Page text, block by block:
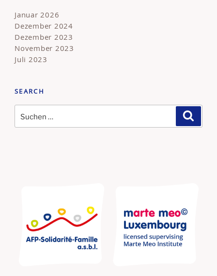
Januar 2026
Dezember 2024
Dezember 2023
November 2023
Juli 2023
SEARCH
nach: